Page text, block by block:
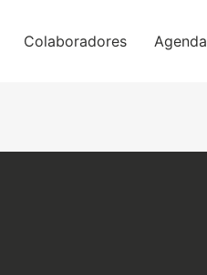
Colaboradores Agenda